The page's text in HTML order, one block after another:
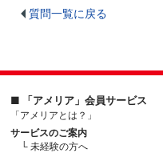
質問一覧に戻る
■ 「アメリア」会員サービス
「アメリアとは？」
サービスのご案内
└ 未経験の方へ